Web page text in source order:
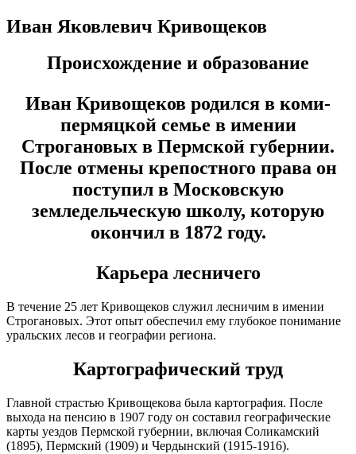
Иван Яковлевич Кривощеков
Происхождение и образование
Иван Кривощеков родился в коми-
пермяцкой семье в имении
Строгановых в Пермской губернии.
После отмены крепостного права он
поступил в Московскую
земледельческую школу, которую
окончил в 1872 году.
Карьера лесничего
В течение 25 лет Кривощеков служил лесничим в имении
Строгановых. Этот опыт обеспечил ему глубокое понимание
уральских лесов и географии региона.
Картографический труд
Главной страстью Кривощекова была картография. После
выхода на пенсию в 1907 году он составил географические
карты уездов Пермской губернии, включая Соликамский
(1895), Пермский (1909) и Чердынский (1915-1916).